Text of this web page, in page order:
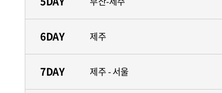
6DAY 제주
7DAY 제주 - 서울